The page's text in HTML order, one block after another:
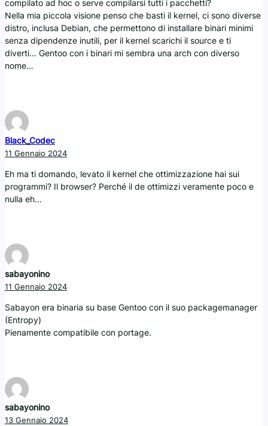
compilato ad hoc o serve compilarsi tutti i pacchetti?
Nella mia piccola visione penso che basti il kernel, ci sono diverse
distro, inclusa Debian, che permettono di installare binari minimi
senza dipendenze inutili, per il kernel scarichi il source e ti
diverti… Gentoo con i binari mi sembra una arch con diverso
nome…
Black_Codec
11 Gennaio 2024
Eh ma ti domando, levato il kernel che ottimizzazione hai sui
programmi? Il browser? Perché il de ottimizzi veramente poco e
nulla eh…
sabayonino
11 Gennaio 2024
Sabayon era binaria su base Gentoo con il suo packagemanager
(Entropy)
Pienamente compatibile con portage.
sabayonino
13 Gennaio 2024